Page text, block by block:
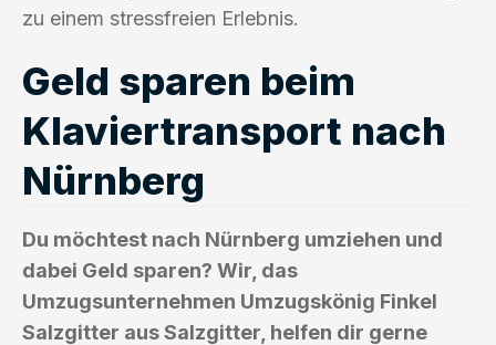
zu einem stressfreien Erlebnis.
Geld sparen beim
Klaviertransport nach
Nürnberg
Du möchtest nach Nürnberg umziehen und
dabei Geld sparen? Wir, das
Umzugsunternehmen Umzugskönig Finkel
Salzgitter aus Salzgitter, helfen dir gerne